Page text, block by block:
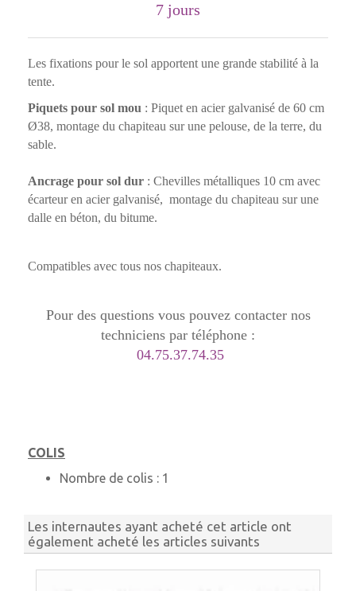
7 jours
Les fixations pour le sol apportent une grande stabilité à la
tente.
Piquets pour sol mou : Piquet en acier galvanisé de 60 cm
Ø38, montage du chapiteau sur une pelouse, de la terre, du
sable.
Ancrage pour sol dur : Chevilles métalliques 10 cm avec
écarteur en acier galvanisé, montage du chapiteau sur une
dalle en béton, du bitume.
Compatibles avec tous nos chapiteaux.
Pour des questions vous pouvez contacter nos
techniciens par téléphone :
04.75.37.74.35
COLIS
Nombre de colis : 1
Les internautes ayant acheté cet article ont
également acheté les articles suivants